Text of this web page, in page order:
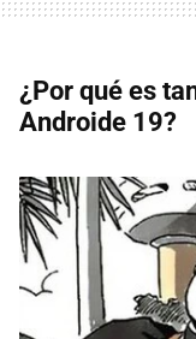
¿Por qué es
Androide 19?